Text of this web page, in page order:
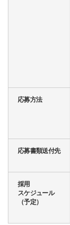
応募方法
応募書類送付先
採用
スケジュール
（予定）